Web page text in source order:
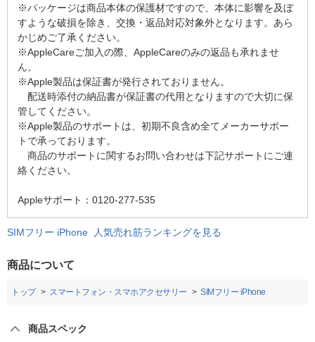
※パッケージは商品本体の保護材ですので、本体に影響を及ぼ
すような破損を除き、交換・返品対応対象外となります。あら
かじめご了承ください。
※AppleCareご加入の際、AppleCareのみの返品も承れませ
ん。
※Apple製品は保証書が発行されておりません。
配送時添付の納品書が保証書の代用となりますので大切に保
管してください。
※Apple製品のサポートは、初期不良含め全てメーカーサポー
トで承っております。
商品のサポートに関するお問い合わせは下記サポートにご連
絡ください。
Appleサポート：0120-277-535
SIMフリー iPhone 人気売れ筋ランキングを見る
商品について
トップ スマートフォン・スマホアクセサリー SIMフリー iPhone
商品スペック